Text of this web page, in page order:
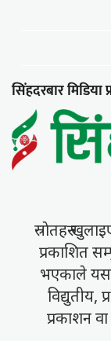
सिंहदरबार मिडिया
स्राेतहरु
प्रकाशित
भएकाले
विद्युतीय,
प्रकाशन